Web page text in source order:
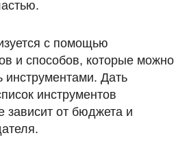
с помощью
и способов, которые можно
инструментами. Дать
инструментов
от бюджета и